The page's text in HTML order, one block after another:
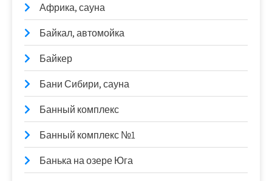
Африка, сауна
Байкал, автомойка
Байкер
Бани Сибири, сауна
Банный комплекс
Банный комплекс №1
Банька на озере Юга